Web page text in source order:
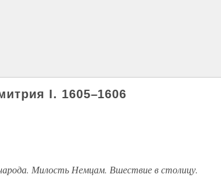
I. 1605–1606
Милость Немцам. Вшествие в столицу.